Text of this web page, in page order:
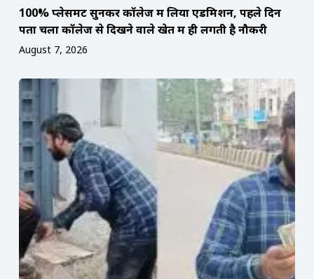
100% प्लेसमेंट सुनकर कॉलेज में लिया एडमिशन, पहले दिन
पता चला कॉलेज से दिखने वाले खेत में ही लगती है नौकरी
August 7, 2026